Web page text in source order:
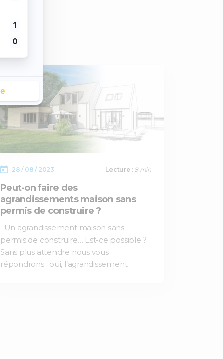
28 / 08 / 2023 Lecture : 8 min
Peut-on faire des
agrandissements maison sans
permis de construire ?
Un agrandissement maison sans
permis de construire… Est-ce possible ?
Sans plus attendre nous vous
répondrons : oui, l’agrandissement…